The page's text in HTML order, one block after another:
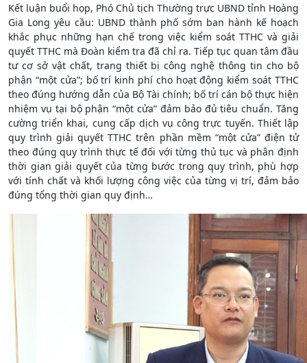
Kết luận buổi họp, Phó Chủ tịch Thường trực UBND tỉnh Hoàng
Gia Long yêu cầu: UBND thành phố sớm ban hành kế hoạch
khắc phục những hạn chế trong việc kiểm soát TTHC và giải
quyết TTHC mà Đoàn kiểm tra đã chỉ ra. Tiếp tục quan tâm đầu
tư cơ sở vật chất, trang thiết bị công nghệ thông tin cho bộ
phận “một cửa”; bố trí kinh phí cho hoạt động kiểm soát TTHC
theo đúng hướng dẫn của Bộ Tài chính; bố trí cán bộ thực hiện
nhiệm vụ tại bộ phận “một cửa” đảm bảo đủ tiêu chuẩn. Tăng
cường triển khai, cung cấp dịch vụ công trực tuyến. Thiết lập
quy trình giải quyết TTHC trên phần mềm “một cửa” điện tử
theo đúng quy trình thực tế đối với từng thủ tục và phân định
thời gian giải quyết của từng bước trong quy trình, phù hợp
với tính chất và khối lượng công việc của từng vị trí, đảm bảo
đúng tổng thời gian quy định…